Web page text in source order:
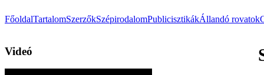
FőoldalTartalomSzerzőkSzépirodalomPublicisztikákÁllandó rovatok
Videó